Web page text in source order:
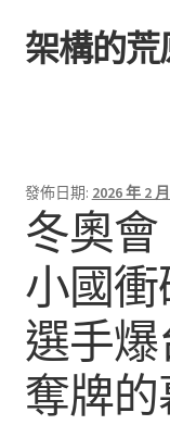
跳
至
跳
至
架構的荒
發佈日期: 2026 年 2
冬奧
小國
選手
奪牌